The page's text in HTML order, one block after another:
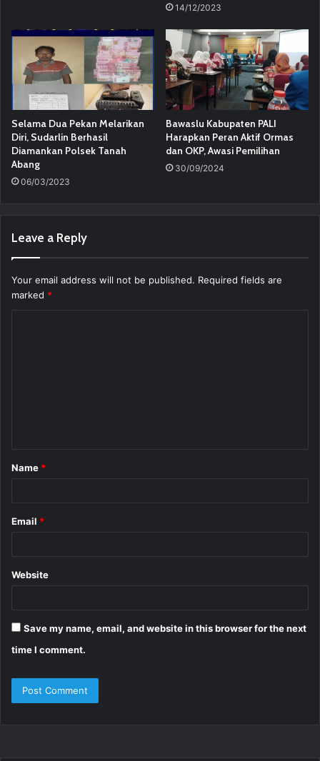
14/12/2023
Selama Dua Pekan Melarikan
Diri, Sudarlin Berhasil
Diamankan Polsek Tanah
Abang
06/03/2023
Bawaslu Kabupaten PALI
Harapkan Peran Aktif Ormas
dan OKP, Awasi Pemilihan
30/09/2024
Leave a Reply
Your email address will not be published. Required fields are
marked *
*
Name *
Email *
Website
Save my name, email, and website in this browser for the next
time I comment.